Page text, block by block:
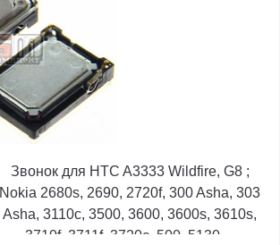
Звонок для HTC A3333 Wildfire, G8 ;
Nokia 2680s, 2690, 2720f, 300 Asha, 303
Asha, 3110c, 3500, 3600, 3600s, 3610s,
3710f, 3711f, 3720c, 500, 5130,...